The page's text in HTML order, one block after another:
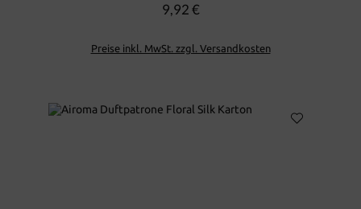
Regulärer Preis:
9,92 €
Preise inkl. MwSt. zzgl. Versandkosten